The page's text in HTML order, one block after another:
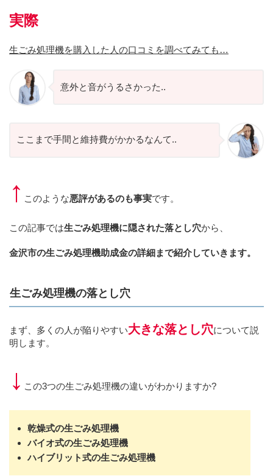
実際
生ごみ処理機を購入した人の口コミを調べてみても…
意外と音がうるさかった..
ここまで手間と維持費がかかるなんて..
↑ このような悪評があるのも事実です。
この記事では生ごみ処理機に隠された落とし穴から、
金沢市の生ごみ処理機助成金の詳細まで紹介していきます。
生ごみ処理機の落とし穴
まず、多くの人が陥りやすい大きな落とし穴について説
明します。
↓ この3つの生ごみ処理機の違いがわかりますか?
乾燥式の生ごみ処理機
バイオ式の生ごみ処理機
ハイブリット式の生ごみ処理機